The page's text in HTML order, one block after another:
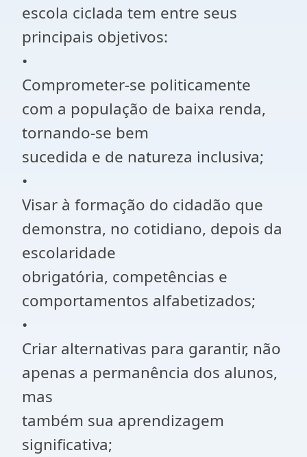
escola ciclada tem entre seus
principais objetivos:
•
Comprometer-se politicamente
com a população de baixa renda,
tornando-se bem
sucedida e de natureza inclusiva;
•
Visar à formação do cidadão que
demonstra, no cotidiano, depois da
escolaridade
obrigatória, competências e
comportamentos alfabetizados;
•
Criar alternativas para garantir, não
apenas a permanência dos alunos,
mas
também sua aprendizagem
significativa;